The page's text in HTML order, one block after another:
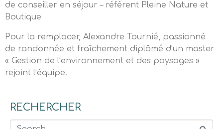
de conseiller en séjour – référent Pleine Nature et
Boutique
Pour la remplacer, Alexandre Tournié, passionné
de randonnée et fraîchement diplômé d’un master
« Gestion de l’environnement et des paysages »
rejoint l’équipe.
RECHERCHER